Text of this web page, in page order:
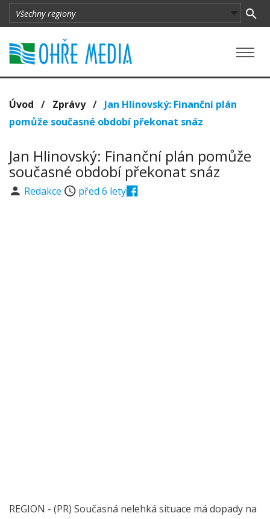
Úvod / Zprávy/ Jan Hlinovský: Finanční plán
pomůže současné období překonat snáz
Jan Hlinovský: Finanční plán pomůže
současné období překonat snáz
Redakce před 6 lety
REGION - (PR) Současná nelehká situace má dopady na